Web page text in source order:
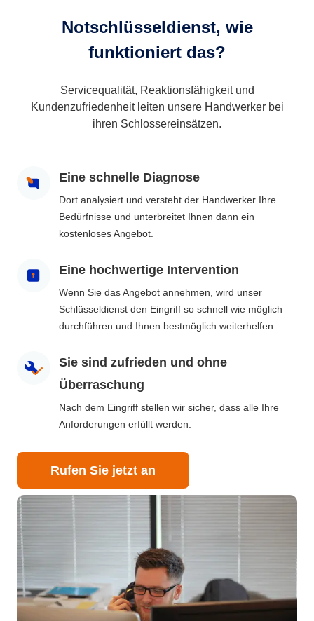
Notschlüsseldienst, wie
funktioniert das?
Servicequalität, Reaktionsfähigkeit und
Kundenzufriedenheit leiten unsere Handwerker bei
ihren Schlossereinsätzen.
Eine schnelle Diagnose
Dort analysiert und versteht der Handwerker Ihre
Bedürfnisse und unterbreitet Ihnen dann ein
kostenloses Angebot.
Eine hochwertige Intervention
Wenn Sie das Angebot annehmen, wird unser
Schlüsseldienst den Eingriff so schnell wie möglich
durchführen und Ihnen bestmöglich weiterhelfen.
Sie sind zufrieden und ohne
Überraschung
Nach dem Eingriff stellen wir sicher, dass alle Ihre
Anforderungen erfüllt werden.
Rufen Sie jetzt an